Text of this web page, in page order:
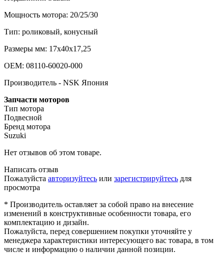
Мощность мотора: 20/25/30
Тип: роликовый, конусный
Размеры мм: 17х40х17,25
OEM: 08110-60020-000
Производитель - NSK Япония
Запчасти моторов
Тип мотора
Подвесной
Бренд мотора
Suzuki
Нет отзывов об этом товаре.
Написать отзыв
Пожалуйста авторизуйтесь или зарегистрируйтесь для
просмотра
* Производитель оставляет за собой право на внесение
изменений в конструктивные особенности товара, его
комплектацию и дизайн.
Пожалуйста, перед совершением покупки уточняйте у
менеджера характеристики интересующего вас товара, в том
числе и информацию о наличии данной позиции.